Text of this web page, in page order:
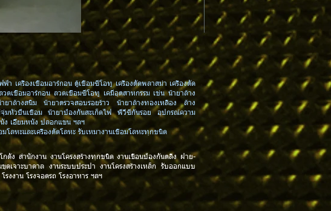
MPCTxx : Contact Tip 0.6-0.8-
ฟ้า เครื่องเชื่อมอาร์กอน ตู้เชื่อมซีโอทู เครื่องตัดพลาสม่า เครื่องตัด
ดเชื่อมอาร์กอน ลวดเชื่อมซีโอทู เคมีอุตสาหกรรม เช่น น้ำยาล้าง
าล้างสนิม น้ำยาตรวจสอบรอยร้าว น้ำยาล้างทองเหลือง ล้าง
มหัวปืนเชื่อม น้ำยาป้องกันสะเก็ดไฟ พีวีซีกันรอย อุปกรณ์ความ
เอี๊ยมหนัง ปลอกแขน ฯลฯ
มโลหะและเครื่องตัดโลหะ รับเหมางานเชื่อมโลหะทุกชนิด
กดัง สำนักงาน งานโครงสร้างทุกชนิดงานเขื่อนป้องกันตลิ่ง ฝาย-
ดเจาะบาดาล งานระบบประปา งานโครงสร้างเหล็ก รับออกแบบ
รงงาน โรงจอดรถ โรงอาหาร ฯลฯ